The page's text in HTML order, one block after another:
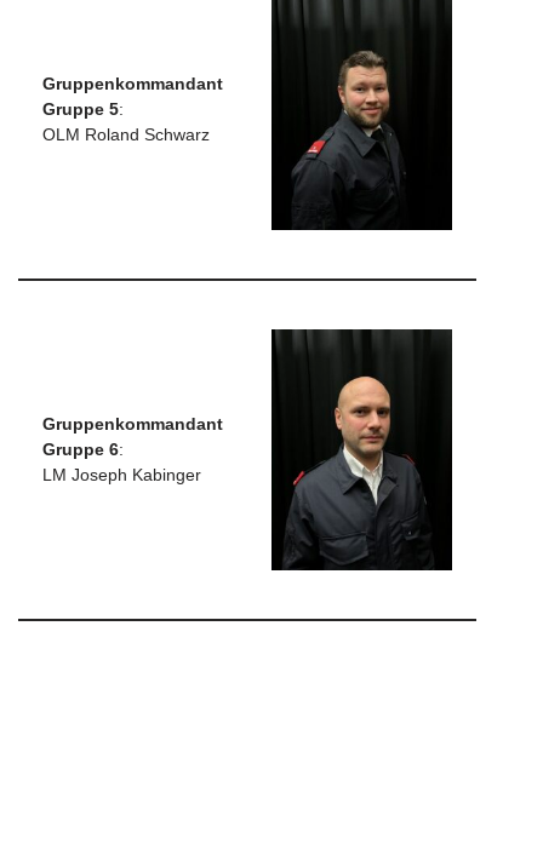
Gruppenkommandant
Gruppe 5:
OLM Roland Schwarz
Gruppenkommandant
Gruppe 6:
LM Joseph Kabinger